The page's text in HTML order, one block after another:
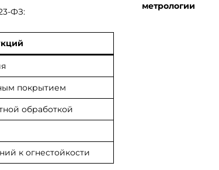
ФЗ:
покрытием
обработкой
к огнестойкости
метрологии